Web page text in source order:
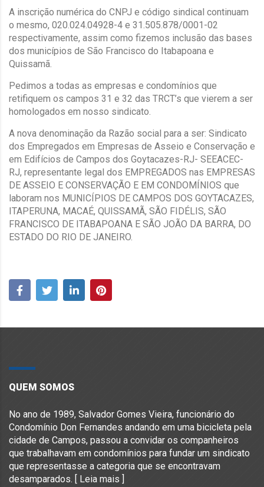
A inscrição numérica do CNPJ e código sindical continuam
o mesmo, 020.024.04928-4 e 31.505.878/0001-02
respectivamente, assim como fizemos inclusão das bases
dos municípios de São Francisco do Itabapoana e
Quissamã.
Pedimos a todas as empresas e condomínios que
retifiquem os campos 31 e 32 das TRCT’s que vierem a ser
homologados em nosso sindicato.
A nova denominação da Razão social para a ser: Sindicato
dos Empregados em Empresas de Asseio e Conservação e
em Edifícios de Campos dos Goytacazes-RJ- SEEACEC-
RJ, representante legal dos EMPREGADOS nas EMPRESAS
DE ASSEIO E CONSERVAÇÃO E EM CONDOMÍNIOS que
laboram nos MUNICÍPIOS DE CAMPOS DOS GOYTACAZES,
ITAPERUNA, MACAÉ, QUISSAMÃ, SÃO FIDÉLIS, SÃO
FRANCISCO DE ITABAPOANA E SÃO JOÃO DA BARRA, DO
ESTADO DO RIO DE JANEIRO.
QUEM SOMOS
No ano de 1989, Salvador Gomes Vieira, funcionário do
Condomínio Don Fernandes andando em uma bicicleta pela
cidade de Campos, passou a convidar os companheiros
que trabalhavam em condomínios para fundar um sindicato
que representasse a categoria que se encontravam
desamparados. [ Leia mais ]